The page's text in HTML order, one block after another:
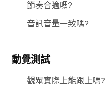
節奏合適嗎?
音訊音量一致嗎?
動覺測試
觀眾實際上能跟上嗎?